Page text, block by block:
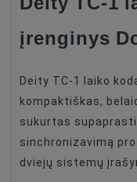
Type Of Product
Type Of Product
Compatible
Microphones
Microphones
įrenginys
Deity TC-1 laiko
kompaktiškas,
sukurtas
sinchronizavimą
dviejų sistemų